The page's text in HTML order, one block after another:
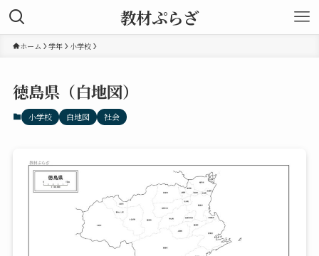
教材ぷらざ
ホーム 学年 小学校
徳島県（白地図）
小学校 白地図 社会